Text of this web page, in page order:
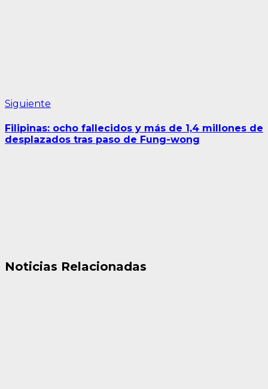
Siguiente
Filipinas: ocho fallecidos y más de 1,4 millones de
desplazados tras paso de Fung-wong
Noticias Relacionadas